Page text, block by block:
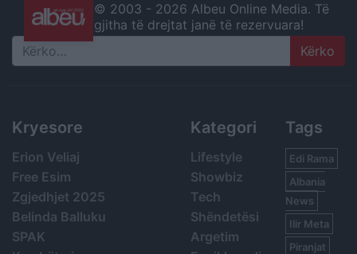
© 2003 - 2026 Albeu Online Media. Të
gjitha të drejtat janë të rezervuara!
Search
Kryesore
Erion Veliaj
Free Esim
Zgjedhjet 2025
Belinda Balluku
SPAK
Kategori
Lifestyle
Showbiz
Tech
Shëndetësi
Argetim
Tags
Edi Rama
Albania
News
Ilir Meta
Piranjat